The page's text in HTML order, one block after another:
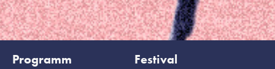
Programm Festival